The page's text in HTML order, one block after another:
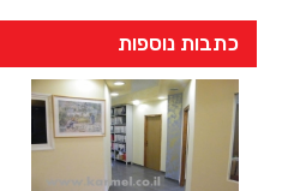
כתבות נוספות